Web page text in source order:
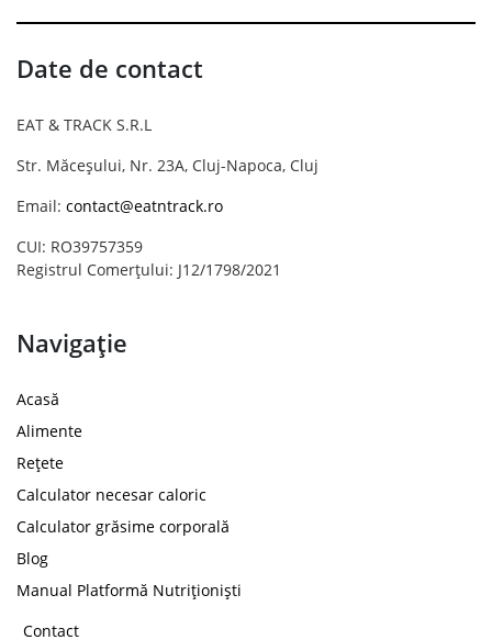
Date de contact
EAT & TRACK S.R.L
Str. Măceșului, Nr. 23A, Cluj-Napoca, Cluj
Email: contact@eatntrack.ro
CUI: RO39757359
Registrul Comerțului: J12/1798/2021
Navigație
Acasă
Alimente
Rețete
Calculator necesar caloric
Calculator grăsime corporală
Blog
Manual Platformă Nutriționiști
Contact